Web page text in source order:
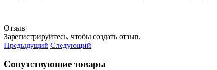
Отзыв
Зарегистрируйтесь, чтобы создать отзыв.
Предыдущий Следующий
Сопутствующие товары